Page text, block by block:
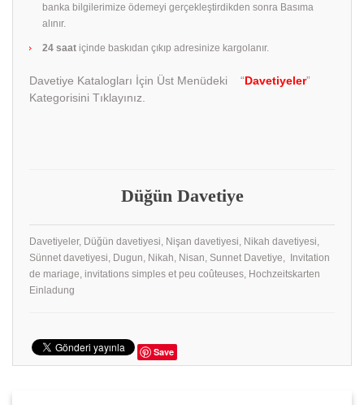
banka bilgilerimize ödemeyi gerçekleştirdikden sonra Basıma
alınır.
24 saat içinde baskıdan çıkıp adresinize kargolanır.
Davetiye Katalogları İçin Üst Menüdeki “Davetiyeler”
Kategorisini Tıklayınız.
Düğün Davetiye
Davetiyeler, Düğün davetiyesi, Nişan davetiyesi, Nikah davetiyesi,
Sünnet davetiyesi, Dugun, Nikah, Nisan, Sunnet Davetiye, Invitation
de mariage, invitations simples et peu coûteuses, Hochzeitskarten
Einladung
Save